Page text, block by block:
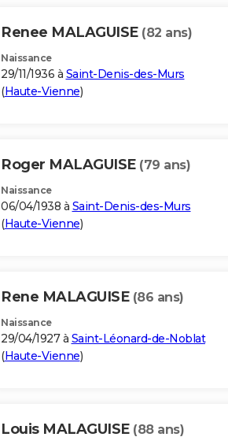
Renee MALAGUISE (82 ans)
Naissance
29/11/1936 à Saint-Denis-des-Murs
(Haute-Vienne)
Roger MALAGUISE (79 ans)
Naissance
06/04/1938 à Saint-Denis-des-Murs
(Haute-Vienne)
Rene MALAGUISE (86 ans)
Naissance
29/04/1927 à Saint-Léonard-de-Noblat
(Haute-Vienne)
Louis MALAGUISE (88 ans)